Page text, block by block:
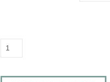
Dianthus
'Rainbow
Loveliness